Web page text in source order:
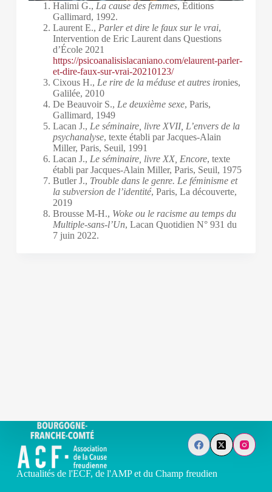
Halimi G., La cause des femmes, Éditions
Gallimard, 1992.
Laurent E., Parler et dire le faux sur le vrai,
Intervention de Eric Laurent dans Questions
d’École 2021
https://psicoanalisislacaniano.com/elaurent-parler-
et-dire-faux-sur-vrai-20210123/
Cixous H., Le rire de la méduse et autres ironies,
Galilée, 2010
De Beauvoir S., Le deuxième sexe, Paris,
Gallimard, 1949
Lacan J., Le séminaire, livre XVII, L’envers de la
psychanalyse, texte établi par Jacques-Alain
Miller, Paris, Seuil, 1991
Lacan J., Le séminaire, livre XX, Encore, texte
établi par Jacques-Alain Miller, Paris, Seuil, 1975
Butler J., Trouble dans le genre. Le féminisme et
la subversion de l’identité, Paris, La découverte,
2019
Brousse M-H., Woke ou le racisme au temps du
Multiple-sans-l’Un, Lacan Quotidien N° 931 du
7 juin 2022.
Actualités de l'ECF, de l'AMP et du Champ freudien